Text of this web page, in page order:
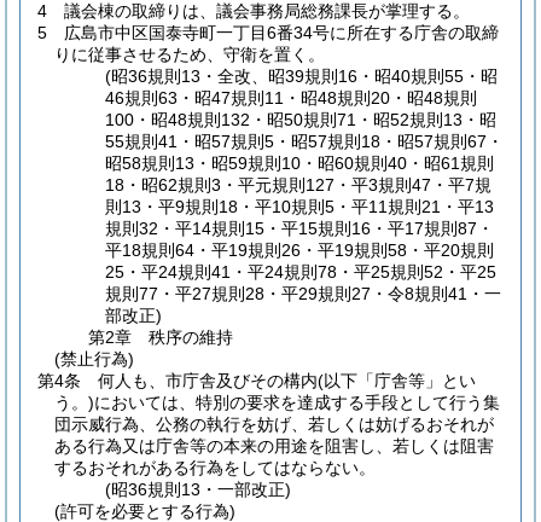
4
議会棟の取締りは、議会事務局総務課長が掌理する。
5
広島市中区国泰寺町一丁目6番34号に所在する庁舎の取締
りに従事させるため、守衛を置く。
(昭36規則13・全改、昭39規則16・昭40規則55・昭
46規則63・昭47規則11・昭48規則20・昭48規則
100・昭48規則132・昭50規則71・昭52規則13・昭
55規則41・昭57規則5・昭57規則18・昭57規則67・
昭58規則13・昭59規則10・昭60規則40・昭61規則
18・昭62規則3・平元規則127・平3規則47・平7規
則13・平9規則18・平10規則5・平11規則21・平13
規則32・平14規則15・平15規則16・平17規則87・
平18規則64・平19規則26・平19規則58・平20規則
25・平24規則41・平24規則78・平25規則52・平25
規則77・平27規則28・平29規則27・令8規則41・一
部改正)
第2章
秩序の維持
(禁止行為)
第4条
何人も、市庁舎及びその構内(以下「庁舎等」とい
う。)においては、特別の要求を達成する手段として行う集
団示威行為、公務の執行を妨げ、若しくは妨げるおそれが
ある行為又は庁舎等の本来の用途を阻害し、若しくは阻害
するおそれがある行為をしてはならない。
(昭36規則13・一部改正)
(許可を必要とする行為)